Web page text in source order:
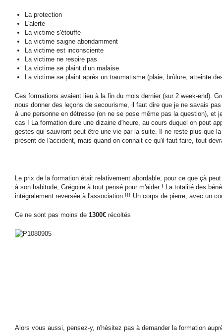
La protection
L'alerte
La victime s'étouffe
La victime saigne abondamment
La victime est inconsciente
La victime ne respire pas
La victime se plaint d’un malaise
La victime se plaint après un traumatisme (plaie, brûlure, atteinte
Ces formations avaient lieu à la fin du mois dernier (sur 2 week-end).
nous donner des leçons de secourisme, il faut dire que je ne savais
à une personne en détresse (on ne se pose même pas la question), et
cas ! La formation dure une dizaine d'heure, au cours duquel on peut
gestes qui sauvront peut être une vie par la suite. Il ne reste plus que
présent de l'accident, mais quand on connait ce qu'il faut faire, tout
Le prix de la formation était relativement abordable, pour ce que çà
à son habitude, Grégoire à tout pensé pour m'aider ! La totalité des
intégralement reversée à l'association !!! Un corps de pierre, avec un
Ce ne sont pas moins de 1300€ récoltés
Alors vous aussi, pensez-y, n'hésitez pas à demander la formation